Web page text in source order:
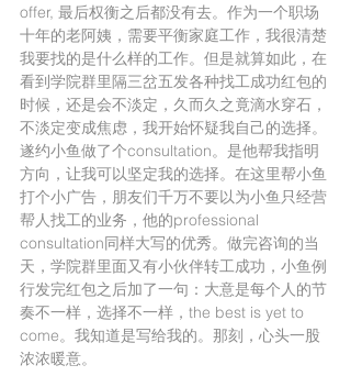
offer, 最后权衡之后都没有去。作为一个职场
十年的老阿姨，需要平衡家庭工作，我很清楚
我要找的是什么样的工作。但是就算如此，在
看到学院群里隔三岔五发各种找工成功红包的
时候，还是会不淡定，久而久之竟滴水穿石，
不淡定变成焦虑，我开始怀疑我自己的选择。
遂约小鱼做了个consultation。是他帮我指明
方向，让我可以坚定我的选择。在这里帮小鱼
打个小广告，朋友们千万不要以为小鱼只经营
帮人找工的业务，他的professional
consultation同样大写的优秀。做完咨询的当
天，学院群里面又有小伙伴转工成功，小鱼例
行发完红包之后加了一句：大意是每个人的节
奏不一样，选择不一样，the best is yet to
come。我知道是写给我的。那刻，心头一股
浓浓暖意。